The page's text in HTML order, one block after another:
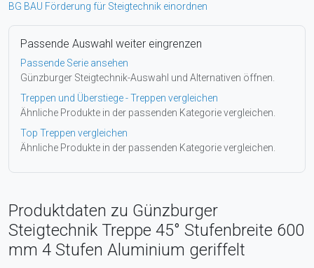
BG BAU Förderung für Steigtechnik einordnen
Passende Auswahl weiter eingrenzen
Passende Serie ansehen
Günzburger Steigtechnik-Auswahl und Alternativen öffnen.
Treppen und Überstiege - Treppen vergleichen
Ähnliche Produkte in der passenden Kategorie vergleichen.
Top Treppen vergleichen
Ähnliche Produkte in der passenden Kategorie vergleichen.
Produktdaten zu Günzburger
Steigtechnik Treppe 45° Stufenbreite 600
mm 4 Stufen Aluminium geriffelt